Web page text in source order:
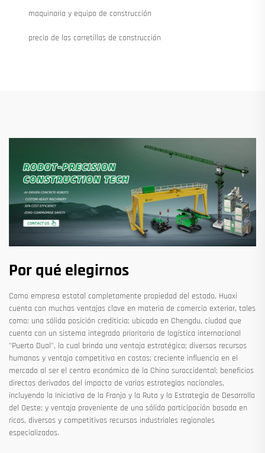
maquinaria y equipo de construcción
precio de las carretillas de construcción
Por qué elegirnos
Como empresa estatal completamente propiedad del estado, Huaxi
cuenta con muchas ventajas clave en materia de comercio exterior, tales
como: una sólida posición crediticia; ubicada en Chengdu, ciudad que
cuenta con un sistema integrado prioritario de logística internacional
"Puerto Dual", lo cual brinda una ventaja estratégica; diversos recursos
humanos y ventaja competitiva en costos; creciente influencia en el
mercado al ser el centro económico de la China suroccidental; beneficios
directos derivados del impacto de varias estrategias nacionales,
incluyendo la Iniciativa de la Franja y la Ruta y la Estrategia de Desarrollo
del Oeste; y ventaja proveniente de una sólida participación basada en
ricos, diversos y competitivos recursos industriales regionales
especializados.